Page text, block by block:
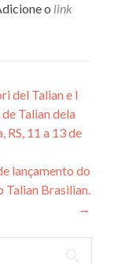
o link
del Talian e I
Talian dela
11 a 13 de
lançamento do
Talian Brasilian.
→